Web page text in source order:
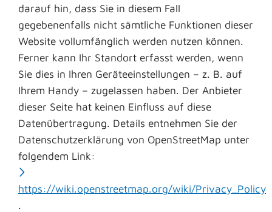
darauf hin, dass Sie in diesem Fall
gegebenenfalls nicht sämtliche Funktionen dieser
Website vollumfänglich werden nutzen können.
Ferner kann Ihr Standort erfasst werden, wenn
Sie dies in Ihren Geräteeinstellungen – z. B. auf
Ihrem Handy – zugelassen haben. Der Anbieter
dieser Seite hat keinen Einfluss auf diese
Datenübertragung. Details entnehmen Sie der
Datenschutzerklärung von OpenStreetMap unter
folgendem Link:
https://wiki.openstreetmap.org/wiki/Privacy_Policy
.